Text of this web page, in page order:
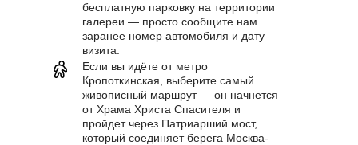
бесплатную парковку на территории
галереи — просто сообщите нам
заранее номер автомобиля и дату
визита.
Если вы идёте от метро
Кропоткинская, выберите самый
живописный маршрут — он начнется
от Храма Христа Спасителя и
пройдет через Патриарший мост,
который соединяет берега Москва-